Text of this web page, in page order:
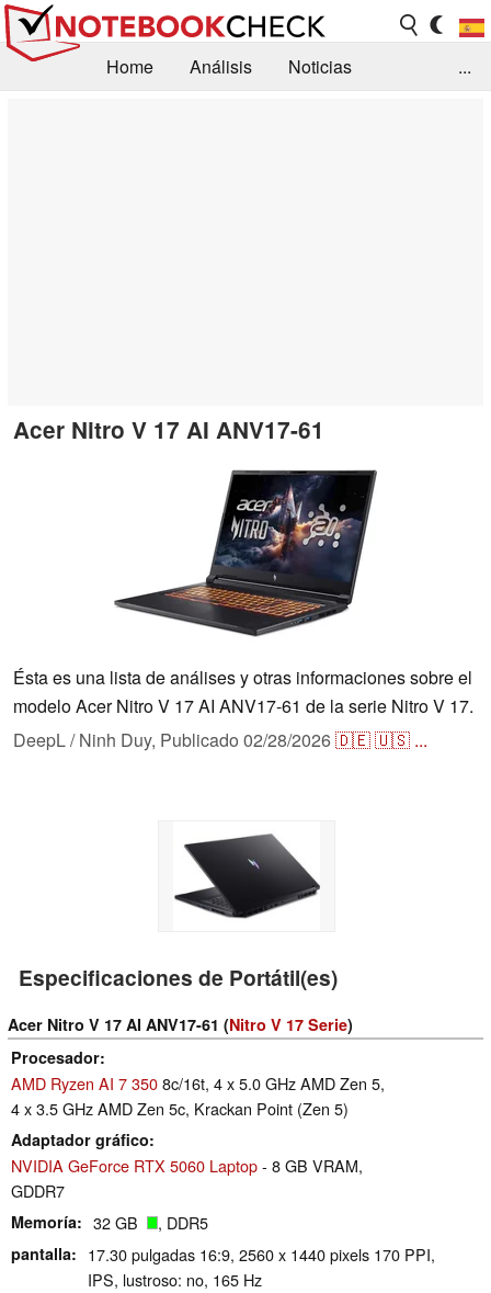
Home Análisis
Noticias
...
Acer Nitro V 17 AI ANV17-61
Ésta es una lista de análises y otras informaciones sobre el
modelo Acer Nitro V 17 AI ANV17-61 de la serie Nitro V 17.
DeepL / Ninh Duy, Publicado 02/28/2026🇩🇪🇺🇸 ...
Especificaciones de Portátil(es)
Acer Nitro V 17 AI ANV17-61 (Nitro V 17 Serie)
Procesador
AMD Ryzen AI 7 3508c/16t, 4 x 5.0 GHz AMD Zen 5,
4 x 3.5 GHz AMD Zen 5c, Krackan Point (Zen 5)
Adaptador gráfico
NVIDIA GeForce RTX 5060 Laptop- 8 GB VRAM,
GDDR7
Memoría 32 GB , DDR5
pantalla
17.30 pulgadas 16:9, 2560 x 1440 pixels 170 PPI,
IPS, lustroso: no, 165 Hz